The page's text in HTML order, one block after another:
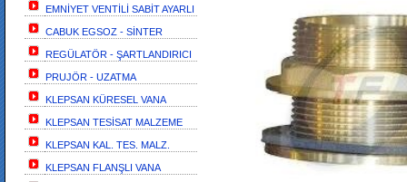
EMNİYET VENTİLİ SABİT AYARLI
CABUK EGSOZ - SİNTER
REGÜLATÖR - ŞARTLANDIRICI
PRUJÖR - UZATMA
KLEPSAN KÜRESEL VANA
KLEPSAN TESİSAT MALZEME
KLEPSAN KAL. TES. MALZ.
KLEPSAN FLANŞLI VANA